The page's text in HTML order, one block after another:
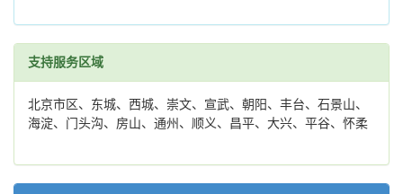
支持服务区域
北京市区、东城、西城、崇文、宣武、朝阳、丰台、石景山、
海淀、门头沟、房山、通州、顺义、昌平、大兴、平谷、怀柔